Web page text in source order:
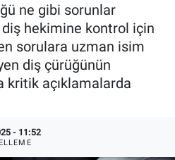
ne gibi sorunlar
diş hekimine kontrol için
sorulara uzman isim
diş çürüğünün
kritik açıklamalarda
- 11:52